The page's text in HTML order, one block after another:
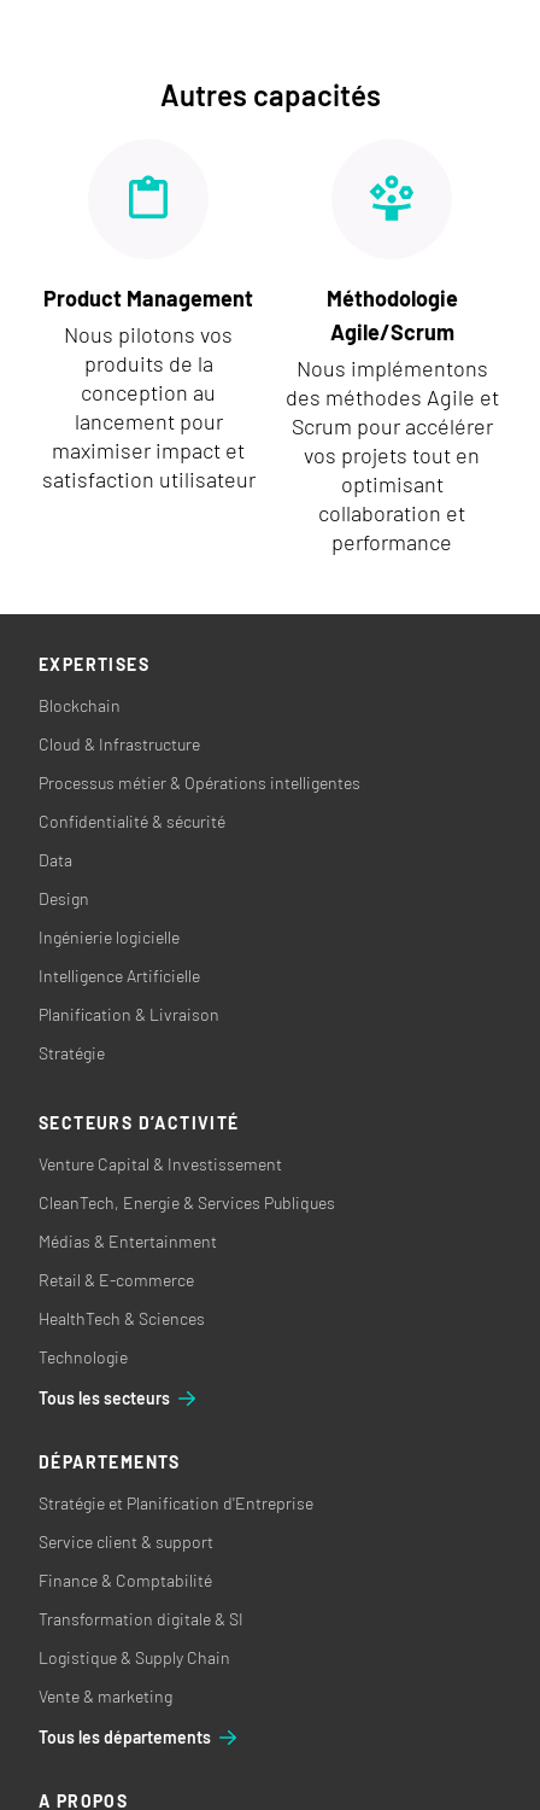
Autres capacités
Product Management
Nous pilotons vos
produits de la
conception au
lancement pour
maximiser impact et
satisfaction utilisateur
Méthodologie
Agile/Scrum
Nous implémentons
des méthodes Agile et
Scrum pour accélérer
vos projets tout en
optimisant
collaboration et
performance
EXPERTISES
Blockchain
Cloud & Infrastructure
Processus métier & Opérations intelligentes
Confidentialité & sécurité
Data
Design
Ingénierie logicielle
Intelligence Artificielle
Planification & Livraison
Stratégie
SECTEURS D’ACTIVITÉ
Venture Capital & Investissement
CleanTech, Energie & Services Publiques
Médias & Entertainment
Retail & E-commerce
HealthTech & Sciences
Technologie
Tous les secteurs
DÉPARTEMENTS
Stratégie et Planification d'Entreprise
Service client & support
Finance & Comptabilité
Transformation digitale & SI
Logistique & Supply Chain
Vente & marketing
Tous les départements
A PROPOS